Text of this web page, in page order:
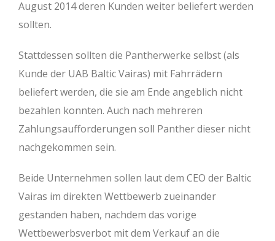
August 2014 deren Kunden weiter beliefert werden
sollten.
Stattdessen sollten die Pantherwerke selbst (als
Kunde der UAB Baltic Vairas) mit Fahrrädern
beliefert werden, die sie am Ende angeblich nicht
bezahlen konnten. Auch nach mehreren
Zahlungsaufforderungen soll Panther dieser nicht
nachgekommen sein.
Beide Unternehmen sollen laut dem CEO der Baltic
Vairas im direkten Wettbewerb zueinander
gestanden haben, nachdem das vorige
Wettbewerbsverbot mit dem Verkauf an die